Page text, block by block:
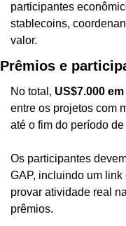
participantes
stablecoins,
valor.
Prêmios e
No total, US$7.000
entre os projetos com
até o fim do período
Os participantes
GAP, incluindo um link
provar atividade real
prêmios.